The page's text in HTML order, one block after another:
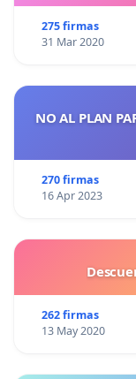
275 firmas
31 Mar 2020
NO AL PLAN
270 firmas
16 Apr 2023
262 firmas
13 May 2020